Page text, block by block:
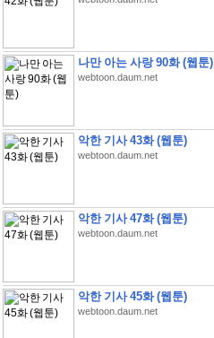
나만 아는 사랑 90화 (웹툰)
webtoon.daum.net
악한 기사 43화 (웹툰)
webtoon.daum.net
악한 기사 47화 (웹툰)
webtoon.daum.net
악한 기사 45화 (웹툰)
webtoon.daum.net